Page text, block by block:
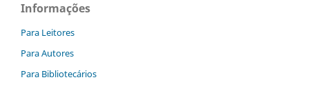
Informações
Para Leitores
Para Autores
Para Bibliotecários